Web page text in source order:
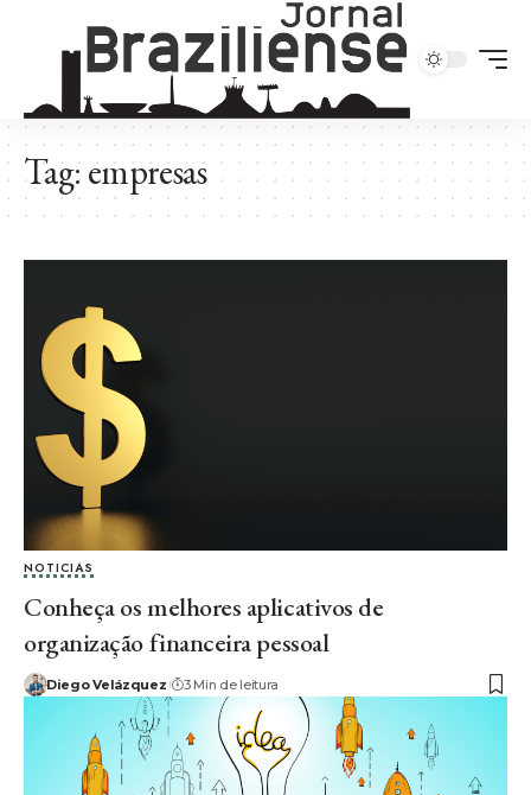
Tag:empresas
NOTICIAS
Conheça os melhores aplicativos de
organização financeira pessoal
Diego Velázquez 3 Min de leitura